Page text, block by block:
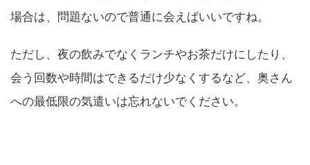
場合は、問題ないので普通に会えばいいですね。
ただし、夜の飲みでなくランチやお茶だけにしたり、
会う回数や時間はできるだけ少なくするなど、奥さん
への最低限の気遣いは忘れないでください。